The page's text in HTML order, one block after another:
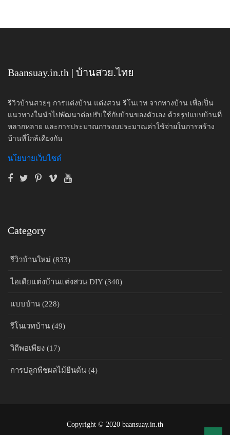
Baansuay.in.th | บ้านสวย.ไทย
รีวิวบ้านสวยๆ การแต่งบ้าน แต่งสวน รีโนเวท จากทางบ้าน เพื่อเป็น
แนวทางในนำไปพัฒนาต่อปรับใช้กับบ้านของตัวเอง ด้วยรูปแบบบ้านที่
หลากหลาย และการประมาณการงบประมาณค่าใช้จ่ายในการสร้าง
บ้านที่ใกล้เคียงกัน
นโยบายเว็บไซต์
Category
รีวิวบ้านใหม่ (833)
ไอเดียแต่งบ้านแต่งสวน DIY (340)
แบบบ้าน (228)
รีโนเวทบ้าน (49)
วิถีพอเพียง (17)
การปลูกพืชผลไม้ยืนต้น (4)
Copyright © 2020 baansuay.in.th